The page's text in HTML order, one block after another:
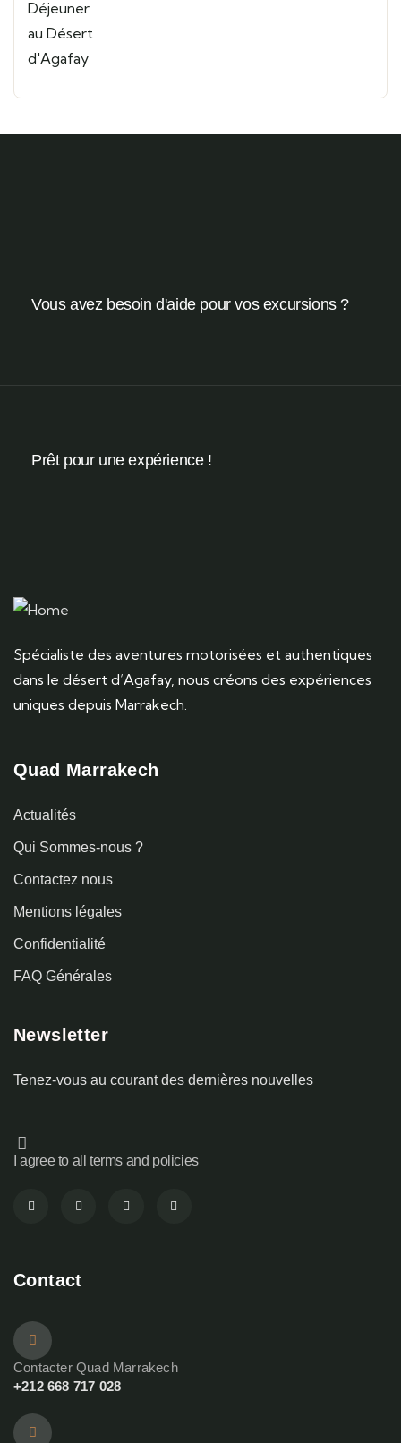
Vous avez besoin d'aide pour vos excursions ?
Prêt pour une expérience !
Spécialiste des aventures motorisées et authentiques
dans le désert d’Agafay, nous créons des expériences
uniques depuis Marrakech.
Quad Marrakech
Actualités
Qui Sommes-nous ?
Contactez nous
Mentions légales
Confidentialité
FAQ Générales
Newsletter
Tenez-vous au courant des dernières nouvelles
I agree to all terms and policies
Contact
Contacter Quad Marrakech
+212 668 717 028